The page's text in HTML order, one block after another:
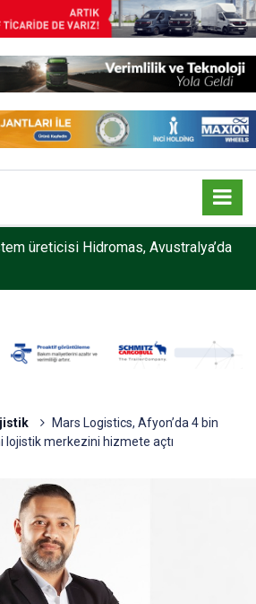
üreticisi Hidromas, Avustralya’da
Mars Logistics, Afyon’da 4 bin
lojistik merkezini hizmete açtı